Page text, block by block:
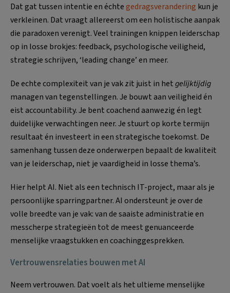
Dat gat tussen intentie en échtegedragsverandering kun je
verkleinen. Dat vraagt allereerst om een holistische aanpak
die paradoxen verenigt. Veel trainingen knippen leiderschap
op in losse brokjes: feedback, psychologische veiligheid,
strategie schrijven, ‘leading change’ en meer.
De echte complexiteit van je vak zit juist in hetgelijktijdig
managen van tegenstellingen. Je bouwt aan veiligheid én
eist accountability. Je bent coachend aanwezig én legt
duidelijke verwachtingen neer. Je stuurt op korte termijn
resultaat én investeert in een strategische toekomst. De
samenhang tussen deze onderwerpen bepaalt de kwaliteit
van je leiderschap, niet je vaardigheid in losse thema’s.
Hier helpt AI. Niet als een technisch IT-project, maar als je
persoonlijke sparringpartner. AI ondersteunt je over de
volle breedte van je vak: van de saaiste administratie en
messcherpe strategieën tot de meest genuanceerde
menselijke vraagstukken en coachinggesprekken.
Vertrouwensrelaties bouwen met AI
Neem vertrouwen. Dat voelt als het ultieme menselijke